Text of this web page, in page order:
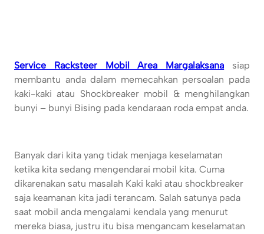
Service Racksteer Mobil Area Margalaksana siap
membantu anda dalam memecahkan persoalan pada
kaki-kaki atau Shockbreaker mobil & menghilangkan
bunyi – bunyi Bising pada kendaraan roda empat anda.
Banyak dari kita yang tidak menjaga keselamatan
ketika kita sedang mengendarai mobil kita. Cuma
dikarenakan satu masalah Kaki kaki atau shockbreaker
saja keamanan kita jadi terancam. Salah satunya pada
saat mobil anda mengalami kendala yang menurut
mereka biasa, justru itu bisa mengancam keselamatan